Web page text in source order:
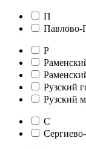
П
Павлово-
Р
Рузский
Рузский
С